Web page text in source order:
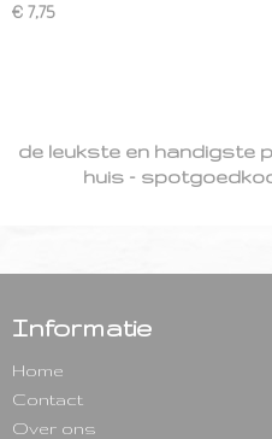
€ 7,75
de leukste en handigste
huis -
Informatie
Home
Contact
Over ons